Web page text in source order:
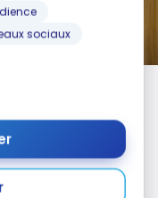
sociaux